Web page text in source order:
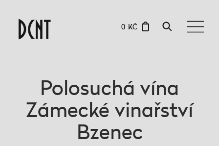
0 KČ
Polosuchá vína
Zámecké vinařství
Bzenec